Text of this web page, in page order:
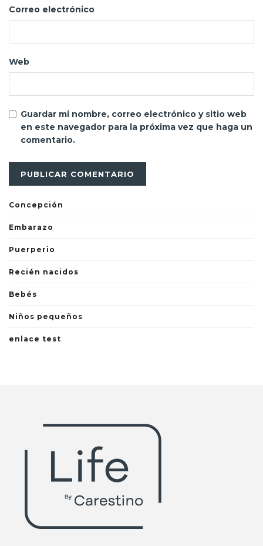
Correo electrónico
Web
Guardar mi nombre, correo electrónico y sitio web
en este navegador para la próxima vez que haga un
comentario.
Concepción
Embarazo
Puerperio
Recién nacidos
Bebés
Niños pequeños
enlace test